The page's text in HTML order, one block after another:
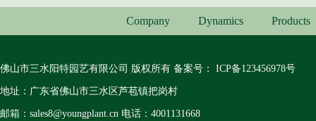
Company Dynamics Products
佛山市三水阳特园艺有限公司 版权所有 备案号： ICP备123456978号
地址：广东省佛山市三水区芦苞镇把岗村
邮箱：sales8@youngplant.cn 电话：4001131668